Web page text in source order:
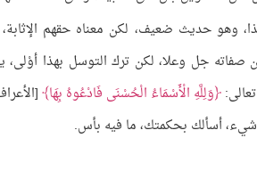
وهو حديث ضعيف، لكن معناه حقهم
صفاته جل وعلا، لكن ترك التوسل بهذا
وَلِلَّهِ الْأَسْمَاءُ الْحُسْنَى فَادْعُوهُ بِهَا
أسألك بحكمتك، ما فيه بأس.